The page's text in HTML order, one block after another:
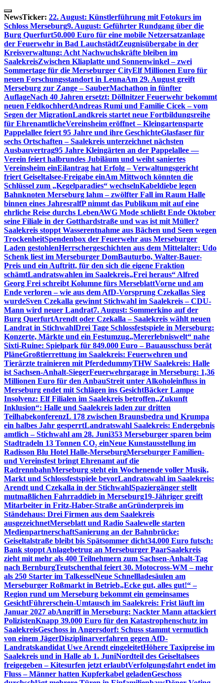
Skip
to
content
NewsTicker: 22. August: Künstlerführung mit Fotokurs im
Schloss Merseburg9. August: Geführter Rundgang über die
Burg Querfurt50.000 Euro für eine mobile Netzersatzanlage
der Feuerwehr in Bad LauchstädtZeugnisübergabe in der
Kreisverwaltung: Acht Nachwuchskräfte bleiben im
SaalekreisZwischen Kliaplatte und Sonnenwinkel – zwei
Sommertage für die Merseburger CityElf Millionen Euro für
neuen Forschungsstandort in LeunaAm 29. August greift
Merseburg zur Zange – SauberMachathon in fünfter
AuflageNach 40 Jahren ersetzt: Döllnitzer Feuerwehr bekommt
neuen FeldkochherdAndreas Rumi und Familie Cicek – vom
Segen der MigrationLandkreis startet neue Fortbildungsreihe
für EhrenamtlicheVereinsheim eröffnet – Kleingartensparte
Pappelallee feiert 95 Jahre und ihre GeschichteGlasfaser für
sechs Ortschaften – Saalekreis unterzeichnet nächsten
Ausbauvertrag95 Jahre Kleingärten an der Pappelallee —
Verein feiert halbrundes Jubiläum und weiht saniertes
Vereinsheim einEilantrag hat Erfolg – Verwaltungsgericht
friert Geiseltalsee-Freigabe einAm Mittwoch könnten die
Schlüssel zum „Kegelparadies“ wechselnKabeldiebe legen
Bahnknoten Merseburg lahm – zwölfter Fall im Raum Halle
binnen eines JahresralfP nimmt das Publikum mit auf eine
ehrliche Reise durchs LebenAWG Mode schließt Ende Oktober
seine Filiale in der Gotthardstraße und was ist mit Müller?
Saalekreis stoppt Wasserentnahme aus Bächen und Seen wegen
TrockenheitSpendenbox der Feuerwehr aus Merseburger
Laden gestohlenHerrschergeschichten aus dem Mittelalter: Udo
Schenk liest im Merseburger DomBauturbo, Walter-Bauer-
Preis und ein Auftritt, für den sich die eigene Fraktion
schämtLandratswahlen im Saalekreis„Frei heraus“ Alfred
Georg Frei schreibt Kolumne fürs MerseblattVorne und am
Ende verloren – wie aus dem AfD-Vorsprung Czekallas Sieg
wurdeSven Czekalla gewinnt Stichwahl im Saalekreis – CDU-
Mann wird neuer Landrat7. August: Sommerkino auf der
Burg QuerfurtArendt oder Czekalla – Saalekreis wählt neuen
Landrat in StichwahlDrei Tage Schlossfestspiele in Merseburg:
Konzerte, Märkte und ein Festumzug„Mererlebniswelt“ nahe
Sixti-Ruine: Spielpark für 849.000 Euro – Bauausschuss berät
PläneGroßtierrettung im Saalekreis: Feuerwehren und
Tierärzte trainieren mit PferdedummyTHW Saalekreis: Halle
ist Sachsen-Anhalt-SiegerFeuerwehrgarage in Merseburg: 1,36
Millionen Euro für den AnbauStreit unter Alkoholeinfluss in
Merseburg endet mit Schlägen ins GesichtBäcker Lampe
Insolvenz: Elf Filialen im Saalekreis betroffen„Zukunft
Inklusion“: Halle und Saalekreis laden zur dritten
TeilhabekonferenzL 178 zwischen Braunsbedra und Krumpa
ein halbes Jahr gesperrtLandratswahl Saalekreis: Endergebnis
amtlich – Stichwahl am 28. Juni353 Merseburger sparen beim
Stadtradeln 13 Tonnen CO₂ einNeue Kunstausstellung im
Radisson Blu Hotel Halle-MerseburgMerseburger Familien-
und Vereinsfest bringt Ehrenamt auf die
RadrennbahnMerseburg steht ein Wochenende voller Musik,
Markt und Schlossfestspiele bevorLandratswahl im Saalekreis:
Arendt und Czekalla in der StichwahlSpaziergänger stellt
mutmaßlichen Fahrraddieb in Merseburg19-Jähriger greift
Mitarbeiter in Fritz-Haber-Straße anGründerpreis im
Ständehaus: Drei Firmen aus dem Saalekreis
ausgezeichnetMerseblatt und Radio Saalewelle starten
MedienpartnerschaftSanierung an der Bahnbrücke:
Geiseltalstraße bleibt bis Spätsommer dicht34.000 Euro futsch:
Bank stoppt Anlagebetrug an Merseburger PaarSaalekreis
zieht mit mehr als 400 Teilnehmern zum Sachsen-Anhalt-Tag
nach BernburgTeutschenthal feiert 30. Motocross-WM – mehr
als 250 Starter im TalkesselNeue Schnellladesäulen am
Merseburger Roßmarkt in Betrieb„Ecke gut, alles gut!“ –
Region rund um Merseburg bekommt ein gemeinsames
GesichtFührerschein-Umtausch im Saalekreis: Frist läuft im
Januar 2027 abAngriff in Merseburg: Nackter Mann attackiert
PolizistenKnapp 39.000 Euro für den Katastrophenschutz im
SaalekreisGeschoss in Angersdorf: Schuss stammt vermutlich
von einem JägerDisziplinarverfahren gegen AfD-
Landratskandidat Uwe Arendt eingeleitetHöhere Taxipreise im
Saalekreis und in Halle ab 1. JuniNordteil des Geiseltalsees
freigegeben – Kitesurfen jetzt erlaubtVerfolgungsfahrt endet im
Fluss – Männer hatten Kupferkabel geladenGeschoss